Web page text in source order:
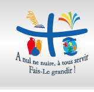
contenu